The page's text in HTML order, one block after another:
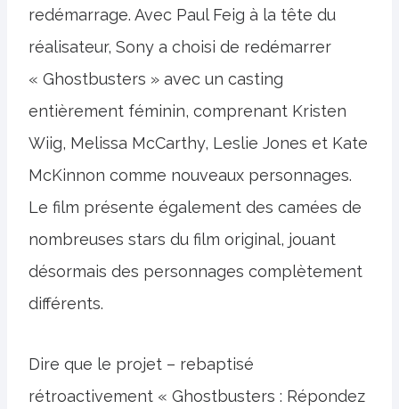
redémarrage. Avec Paul Feig à la tête du
réalisateur, Sony a choisi de redémarrer
« Ghostbusters » avec un casting
entièrement féminin, comprenant Kristen
Wiig, Melissa McCarthy, Leslie Jones et Kate
McKinnon comme nouveaux personnages.
Le film présente également des camées de
nombreuses stars du film original, jouant
désormais des personnages complètement
différents.
Dire que le projet – rebaptisé
rétroactivement « Ghostbusters : Répondez